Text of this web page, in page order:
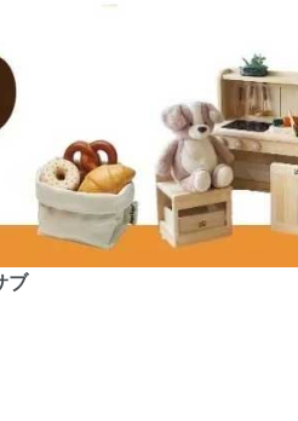
ブ